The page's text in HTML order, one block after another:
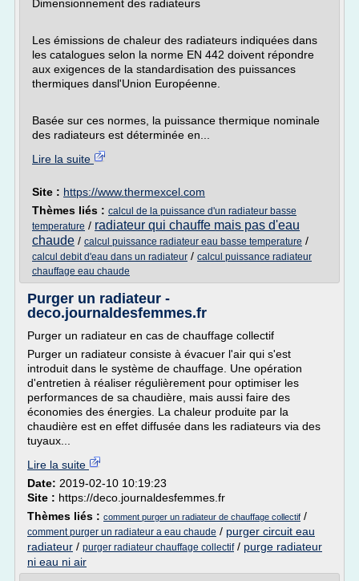
Dimensionnement des radiateurs
Les émissions de chaleur des radiateurs indiquées dans
les catalogues selon la norme EN 442 doivent répondre
aux exigences de la standardisation des puissances
thermiques dansl'Union Européenne.
Basée sur ces normes, la puissance thermique nominale
des radiateurs est déterminée en...
Lire la suite
Site : https://www.thermexcel.com
Thèmes liés : calcul de la puissance d'un radiateur basse
temperature / radiateur qui chauffe mais pas d'eau
chaude / calcul puissance radiateur eau basse temperature /
calcul debit d'eau dans un radiateur / calcul puissance radiateur
chauffage eau chaude
Purger un radiateur -
deco.journaldesfemmes.fr
Purger un radiateur en cas de chauffage collectif
Purger un radiateur consiste à évacuer l'air qui s'est
introduit dans le système de chauffage. Une opération
d'entretien à réaliser régulièrement pour optimiser les
performances de sa chaudière, mais aussi faire des
économies des énergies. La chaleur produite par la
chaudière est en effet diffusée dans les radiateurs via des
tuyaux...
Lire la suite
Date: 2019-02-10 10:19:23
Site : https://deco.journaldesfemmes.fr
Thèmes liés : comment purger un radiateur de chauffage collectif /
comment purger un radiateur a eau chaude / purger circuit eau
radiateur / purger radiateur chauffage collectif/ purge radiateur
ni eau ni air